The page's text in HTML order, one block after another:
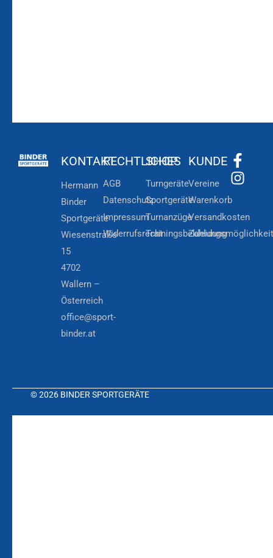
KONTAKT
Hermann
Binder
Sportgeräte
Wiesenstraße
15
4702
Wallern –
Österreich
office@sport-
binder.at
RECHTLICHES
AGB
Datenschutz
Impressum
Widerrufsrecht
SHOP
Turngeräte
Sportgeräte
Turnanzüge
Trainingsbekleidung
KUNDE
Vereine
Warenkorb
Versandkosten
© 2026 BINDER SPORTGERÄTE